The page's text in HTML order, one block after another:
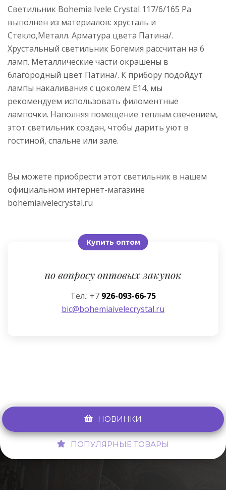
Светильник Bohemia Ivele Crystal 117/6/165 Pa
выполнен из материалов: хрусталь и
Стекло,Металл. Арматура цвета Патина/.
Хрустальный светильник Богемия рассчитан на 6
ламп. Металлические части окрашены в
благородный цвет Патина/. К прибору подойдут
лампы накаливания с цоколем E14, мы
рекомендуем использовать филоментные
лампочки. Наполняя помещение теплым свечением,
этот светильник создан, чтобы дарить уют в
гостиной, спальне или зале.
Вы можете приобрести этот светильник в нашем
официальном интернет-магазине
bohemiaivelecrystal.ru
Купить оптом
по вопросу оптовых закупок
Тел.: +7 926-093-66-75
bic@bohemiaivelecrystal.ru
НОВИНКИ
ПОПУЛЯРНЫЕ ТОВАРЫ